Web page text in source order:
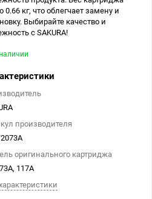
0.66 кг, что облегчает замену и
Выбирайте качество и
с SAKURA!
производителя
оригинального картриджа
117A